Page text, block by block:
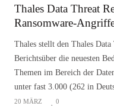
Thales Data Threat
Ransomware-
Thales stellt den Thales
Berichtsüber die neuesten
Themen im Bereich der
unter fast 3.000 (262 in
20 MÄRZ 0